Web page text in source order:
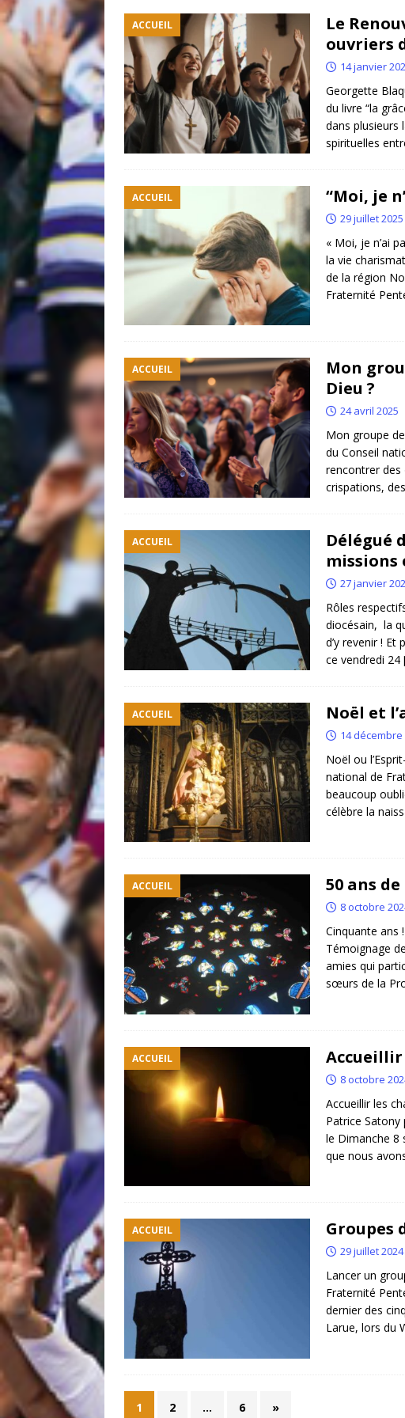
ACCUEIL
Le
ouvriers
14 janvier
Georgette
du livre “la
dans plusieurs
spirituelles
ACCUEIL “Moi, je
29 juillet 2025
« Moi, je n’ai
la vie
de la région
Fraternité
ACCUEIL
Mon
Dieu ?
24 avril 2025
Mon groupe
du Conseil
rencontrer des
crispations,
ACCUEIL
Délégué
missions
27 janvier
Rôles
diocésain, la
d’y revenir !
ce vendredi 24
ACCUEIL Noël et
14 décembre
Noël ou
national de
beaucoup
célèbre la
ACCUEIL 50 ans
8 octobre
Cinquante ans
Témoignage
amies qui
sœurs de la
ACCUEIL
8 octobre
Accueillir les
Patrice Satony
le Dimanche 8
que nous
ACCUEIL Groupes
29 juillet 2024
Lancer un
Fraternité
dernier des
Larue, lors du
1 2 … 6 »